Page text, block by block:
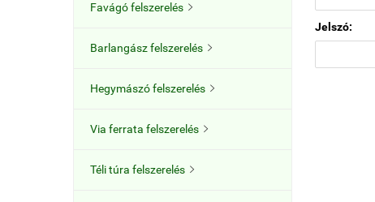
Favágó felszerelés 
Barlangász felszerelés 
Hegymászó felszerelés 
Via ferrata felszerelés 
Téli túra felszerelés 
Jelszó: